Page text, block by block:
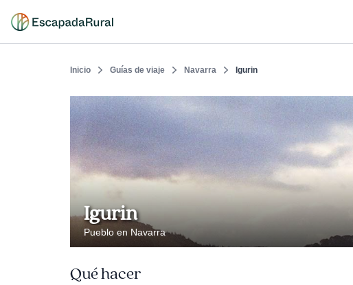
Inicio Guías de viaje Navarra Igurin
Igurin
Pueblo en Navarra
Qué hacer